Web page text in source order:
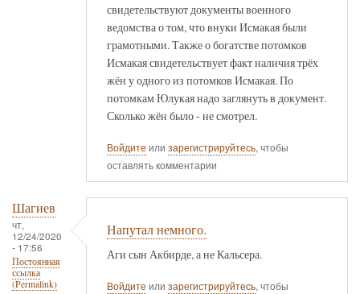
свидетельствуют документы военного
ведомства о том, что внуки Исмакая были
грамотными. Также о богатстве потомков
Исмакая свидетельствует факт наличия трёх
жён у одного из потомков Исмакая. По
потомкам Юлукая надо заглянуть в документ.
Сколько жён было - не смотрел.
Войдите или зарегистрируйтесь, чтобы
оставлять комментарии
Шагиев
чт,
12/24/2020
- 17:56
Постоянная
ссылка
(Permalink)
Напутал немного.
Аги сын Акбирде, а не Кальсера.
Войдите или зарегистрируйтесь, чтобы